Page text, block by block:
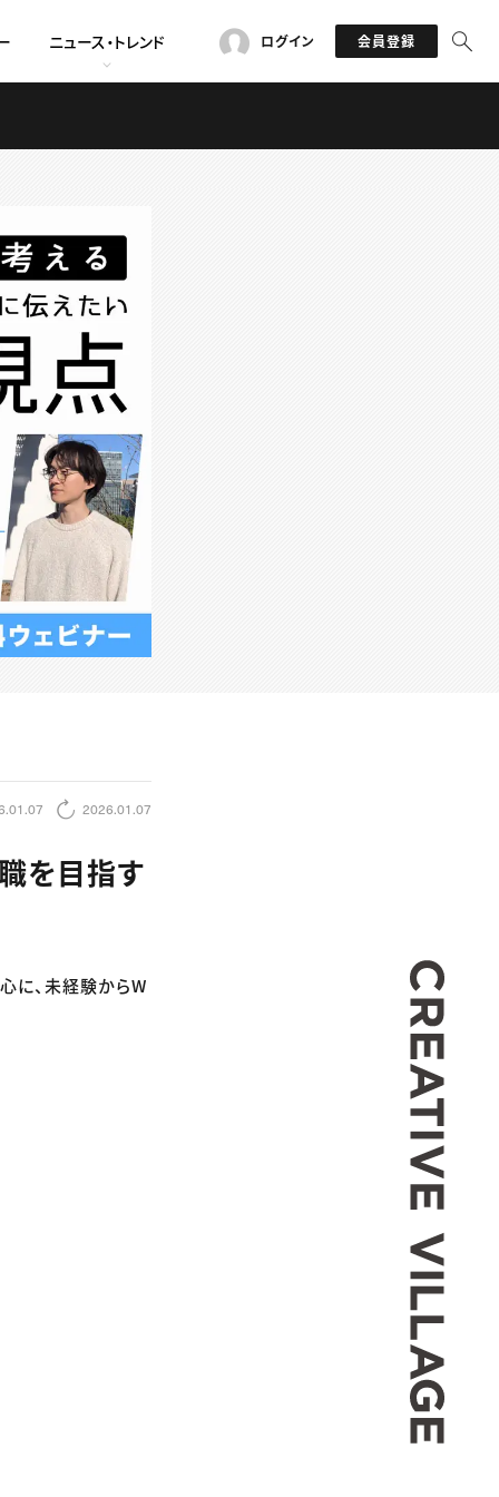
ニュース・トレンド ログイン 会員登録
2026.01.07
を目指す
に、未経験からW